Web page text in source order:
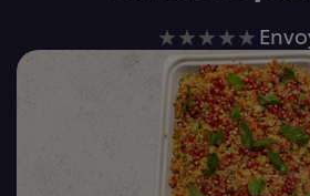
pour
ce